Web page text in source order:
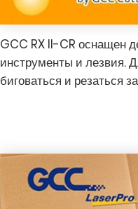
GCC RX II-CR оснащен
инструменты и лезвия.
биговаться и резаться